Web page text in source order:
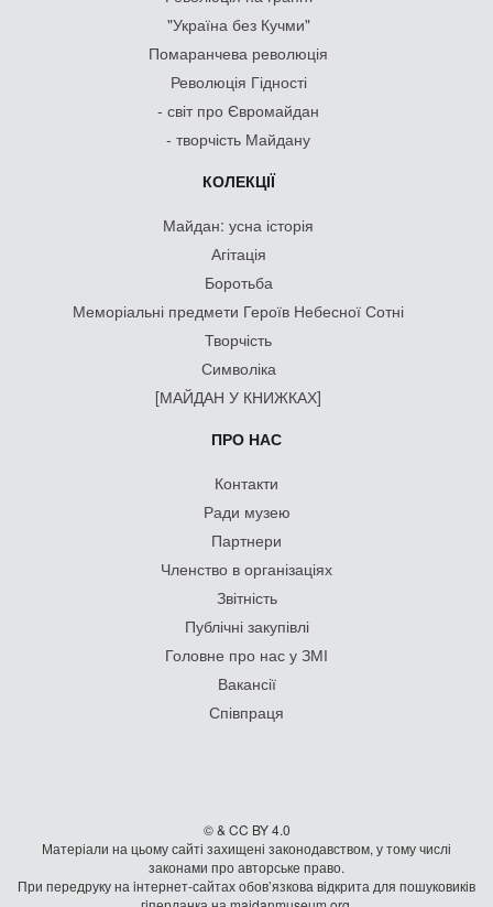
"Україна без Кучми"
Помаранчева революція
Революція Гідності
- світ про Євромайдан
- творчість Майдану
КОЛЕКЦІЇ
Майдан: усна історія
Агітація
Боротьба
Меморіальні предмети Героїв Небесної Сотні
Творчість
Символіка
[МАЙДАН У КНИЖКАХ]
ПРО НАС
Контакти
Ради музею
Партнери
Членство в організаціях
Звітність
Публічні закупівлі
Головне про нас у ЗМІ
Вакансії
Співпраця
© & CC BY 4.0
Матеріали на цьому сайті захищені законодавством, у тому числі
законами про авторське право.
При передруку на iнтернет-сайтах обов’язкова відкрита для пошуковиків